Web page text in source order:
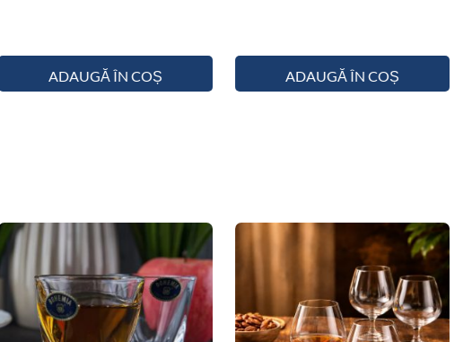
ADAUGĂ ÎN COȘ ADAUGĂ ÎN COȘ